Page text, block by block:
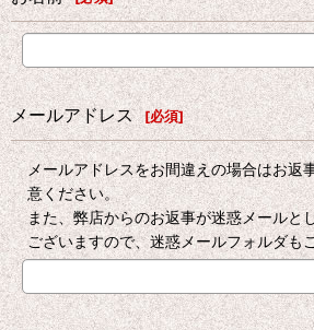
メールアドレス [必須]
メールアドレスをお間違えの場合はお返
意ください。
また、弊店からのお返事が迷惑メールと
ございますので、迷惑メールフォルダも